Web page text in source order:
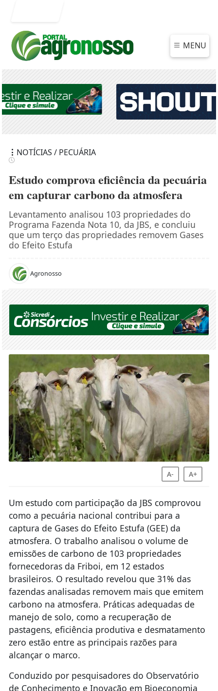
MENU
NOTÍCIAS / PECUÁRIA
Estudo comprova eficiência da pecuária
em capturar carbono da atmosfera
Levantamento analisou 103 propriedades do
Programa Fazenda Nota 10, da JBS, e concluiu
que um terço das propriedades removem Gases
do Efeito Estufa
Agronosso
A- A+
Um estudo com participação da JBS comprovou
como a pecuária nacional contribui para a
captura de Gases do Efeito Estufa (GEE) da
atmosfera. O trabalho analisou o volume de
emissões de carbono de 103 propriedades
fornecedoras da Friboi, em 12 estados
brasileiros. O resultado revelou que 31% das
fazendas analisadas removem mais que emitem
carbono na atmosfera. Práticas adequadas de
manejo de solo, como a recuperação de
pastagens, eficiência produtiva e desmatamento
zero estão entre as principais razões para
alcançar o marco.
Conduzido por pesquisadores do Observatório
de Conhecimento e Inovação em Bioeconomia